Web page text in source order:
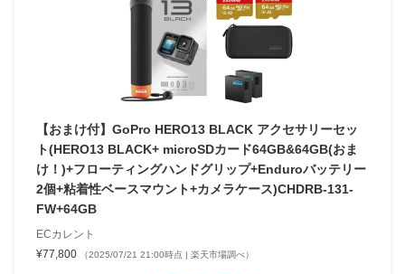
【おまけ付】GoPro HERO13 BLACK アクセサリーセッ
ト(HERO13 BLACK+ microSDカード64GB&64GB(おま
け！)+フローティングハンドグリップ+Enduroバッテリー
2個+粘着性ベースマウント+カメラケース)CHDRB-131-
FW+64GB
ECカレント
¥77,800
（2025/07/21 21:00時点 | 楽天市場調べ）